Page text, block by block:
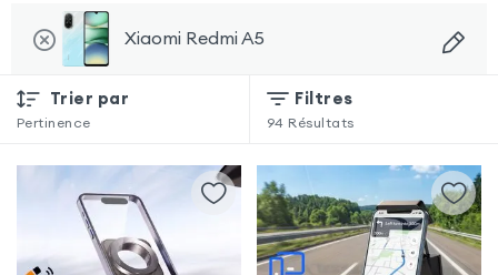
Xiaomi Redmi A5
Trier par
Pertinence
Filtres
94 Résultats